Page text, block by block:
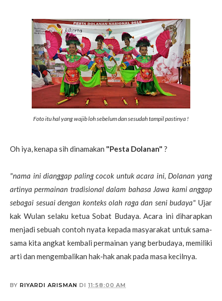
Foto itu hal yang wajib loh sebelum dan sesudah tampil pastinya !
Oh iya, kenapa sih dinamakan "Pesta Dolanan" ?
"nama ini dianggap paling cocok untuk acara ini, Dolanan yang
artinya permainan tradisional dalam bahasa Jawa kami anggap
sebagai sesuai dengan konteks olah raga dan seni budaya" Ujar
kak Wulan selaku ketua Sobat Budaya. Acara ini diharapkan
menjadi sebuah contoh nyata kepada masyarakat untuk sama-
sama kita angkat kembali permainan yang berbudaya, memiliki
arti dan mengembalikan hak-hak anak pada masa kecilnya.
BY RIYARDI ARISMAN DI 11:58:00 AM